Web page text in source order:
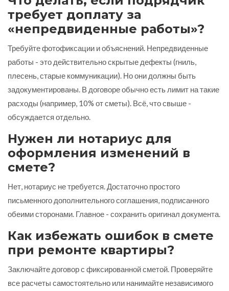
требует доплату за
«непредвиденные работы»?
Требуйте фотофиксации и объяснений. Непредвиденные
работы - это действительно скрытые дефекты (гниль,
плесень, старые коммуникации). Но они должны быть
задокументированы. В договоре обычно есть лимит на такие
расходы (например, 10% от сметы). Всё, что свыше -
обсуждается отдельно.
Нужен ли нотариус для
оформления изменений в
смете?
Нет, нотариус не требуется. Достаточно простого
письменного дополнительного соглашения, подписанного
обеими сторонами. Главное - сохранить оригинал документа.
Как избежать ошибок в смете
при ремонте квартиры?
Заключайте договор с фиксированной сметой. Проверяйте
все расчеты самостоятельно или нанимайте независимого